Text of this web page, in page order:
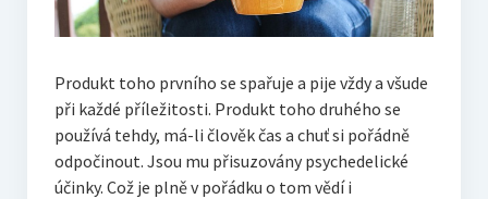
Produkt toho prvního se spařuje a pije vždy a všude
při každé příležitosti. Produkt toho druhého se
používá tehdy, má-li člověk čas a chuť si pořádně
odpočinout. Jsou mu přisuzovány psychedelické
účinky. Což je plně v pořádku o tom vědí i